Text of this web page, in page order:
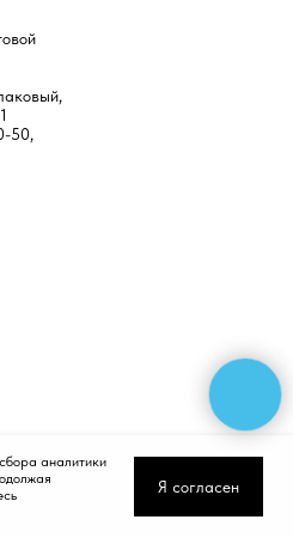
50,
аналитики
Я согласен